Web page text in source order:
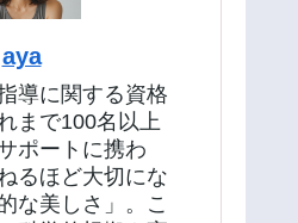
aya
導に関する資格
まで100名以上
ポートに携わ
るほど大切にな
な美しさ」。こ